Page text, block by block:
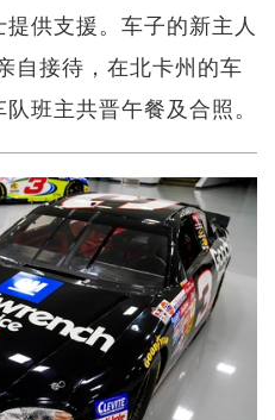
供支援。车子的新主人
自接待，在北卡州的车
班主共晋午餐及合照。